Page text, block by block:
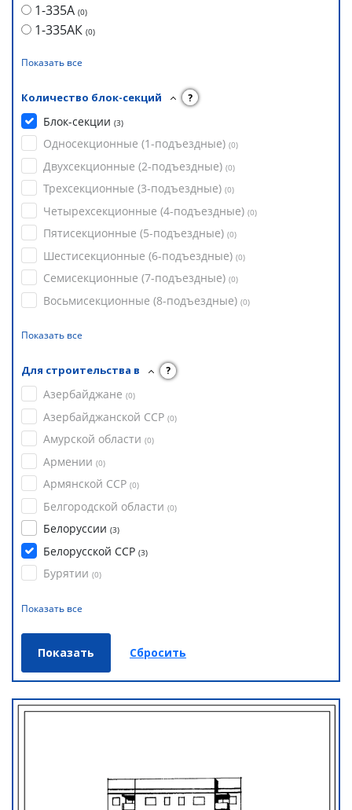
1-335А (0)
1-335АК (0)
Показать все
Количество блок-секций ?
Блок-секции (3)
Односекционные (1-подъездные) (0)
Двухсекционные (2-подъездные) (0)
Трехсекционные (3-подъездные) (0)
Четырехсекционные (4-подъездные) (0)
Пятисекционные (5-подъездные) (0)
Шестисекционные (6-подъездные) (0)
Семисекционные (7-подъездные) (0)
Восьмисекционные (8-подъездные) (0)
Показать все
Для строительства в ?
Азербайджане (0)
Азербайджанской ССР (0)
Амурской области (0)
Армении (0)
Армянской ССР (0)
Белгородской области (0)
Белоруссии (3)
Белорусской ССР (3)
Бурятии (0)
Показать все